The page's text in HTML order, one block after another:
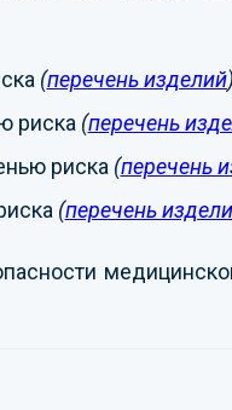
(перечень изделий)
риска (перечень
риска (перечень
(перечень